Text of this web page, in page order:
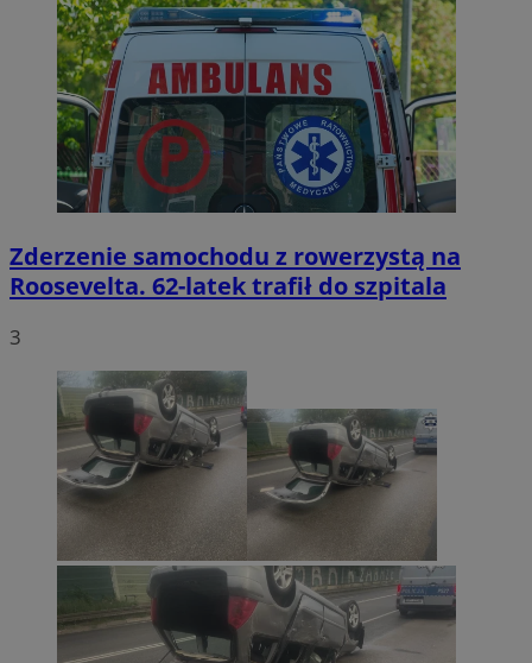
Zderzenie samochodu z rowerzystą na
Roosevelta. 62-latek trafił do szpitala
3